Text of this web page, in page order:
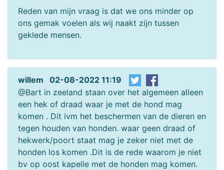
Reden van mijn vraag is dat we ons minder op
ons gemak voelen als wij naakt zijn tussen
geklede mensen.
willem 02-08-2022 11:19
@Bart in zeeland staan over het algemeen alleen
een hek of draad waar je met de hond mag
komen . Dit ivm het beschermen van de dieren en
tegen houden van honden. waar geen draad of
hekwerk/poort staat mag je zeker niet met de
honden los komen .Dit is de rede waarom je niet
bv op oost kapelle met de honden mag komen.